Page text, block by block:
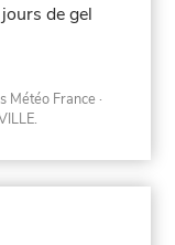
de gel
Météo France ·